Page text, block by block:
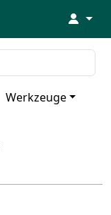
↓
Werkzeuge